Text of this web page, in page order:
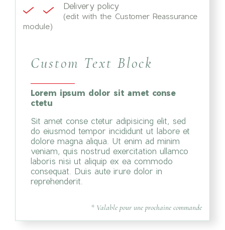
Delivery policy
(edit with the Customer Reassurance
module)
Custom Text Block
Lorem ipsum dolor sit amet conse
ctetu
Sit amet conse ctetur adipisicing elit, sed
do eiusmod tempor incididunt ut labore et
dolore magna aliqua. Ut enim ad minim
veniam, quis nostrud exercitation ullamco
laboris nisi ut aliquip ex ea commodo
consequat. Duis aute irure dolor in
reprehenderit.
* Valable pour une prochaine commande